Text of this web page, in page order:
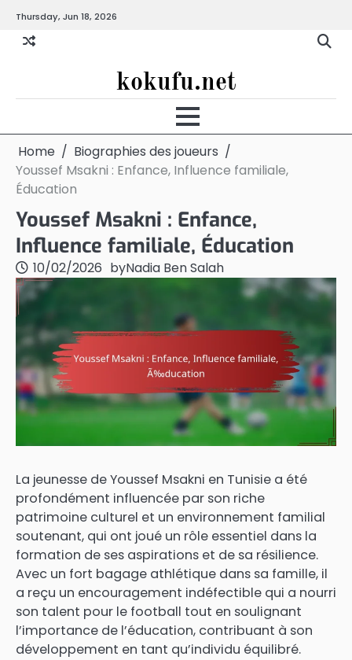
content
Thursday, Jun 18, 2026
kokufu.net
Home
Biographies des joueurs
Youssef Msakni : Enfance, Influence familiale,
Éducation
Youssef Msakni : Enfance,
Influence familiale, Éducation
10/02/2026 byNadia Ben Salah
La jeunesse de Youssef Msakni en Tunisie a été
profondément influencée par son riche
patrimoine culturel et un environnement familial
soutenant, qui ont joué un rôle essentiel dans la
formation de ses aspirations et de sa résilience.
Avec un fort bagage athlétique dans sa famille, il
a reçu un encouragement indéfectible qui a nourri
son talent pour le football tout en soulignant
l’importance de l’éducation, contribuant à son
développement en tant qu’individu équilibré.